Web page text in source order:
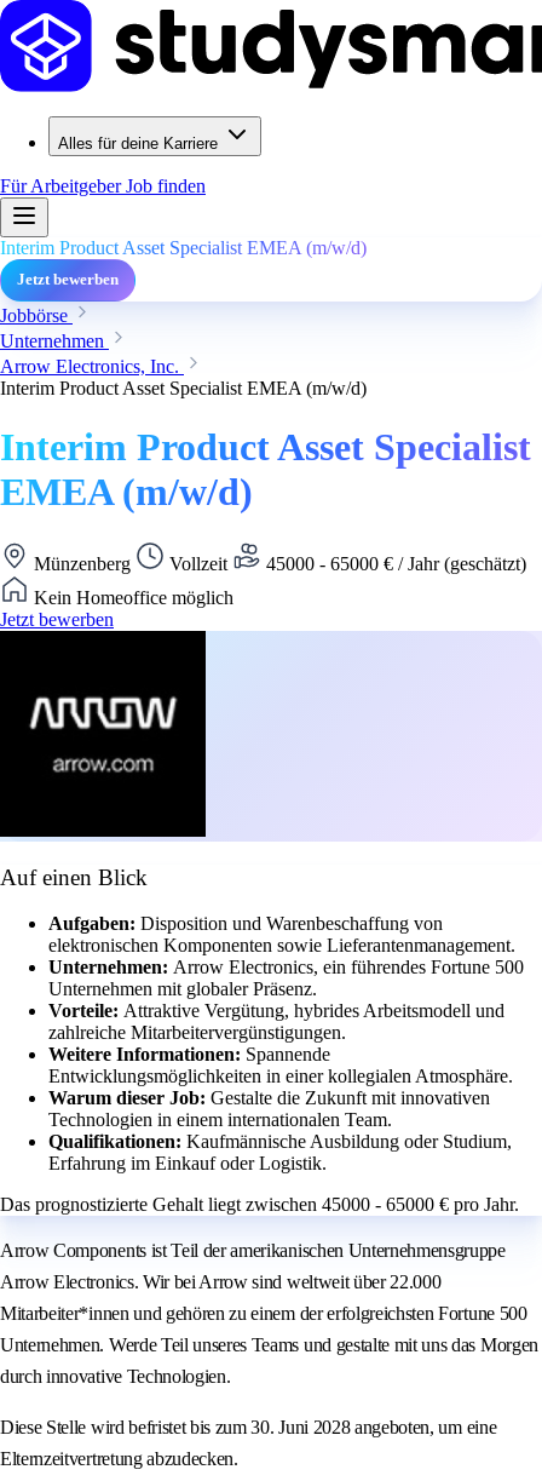
Alles für deine Karriere
Für ArbeitgeberJob finden
Interim Product Asset Specialist EMEA (m/w/d)
Jetzt bewerben
Jobbörse
Unternehmen
Arrow Electronics, Inc.
Interim Product Asset Specialist EMEA (m/w/d)
Interim Product Asset Specialist
EMEA (m/w/d)
Münzenberg Vollzeit
45000 - 65000 € / Jahr (geschätzt)
Kein Homeoffice möglich
Jetzt bewerben
Auf einen Blick
Aufgaben: Disposition und Warenbeschaffung von
elektronischen Komponenten sowie Lieferantenmanagement.
Unternehmen: Arrow Electronics, ein führendes Fortune 500
Unternehmen mit globaler Präsenz.
Vorteile: Attraktive Vergütung, hybrides Arbeitsmodell und
zahlreiche Mitarbeitervergünstigungen.
Weitere Informationen: Spannende
Entwicklungsmöglichkeiten in einer kollegialen Atmosphäre.
Warum dieser Job: Gestalte die Zukunft mit innovativen
Technologien in einem internationalen Team.
Qualifikationen: Kaufmännische Ausbildung oder Studium,
Erfahrung im Einkauf oder Logistik.
Das prognostizierte Gehalt liegt zwischen 45000 - 65000 € pro Jahr.
Arrow Components ist Teil der amerikanischen Unternehmensgruppe
Arrow Electronics. Wir bei Arrow sind weltweit über 22.000
Mitarbeiter*innen und gehören zu einem der erfolgreichsten Fortune 500
Unternehmen. Werde Teil unseres Teams und gestalte mit uns das Morgen
durch innovative Technologien.
Diese Stelle wird befristet bis zum 30. Juni 2028 angeboten, um eine
Elternzeitvertretung abzudecken.